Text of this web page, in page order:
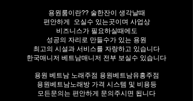
용원룸이란?? 술한잔이 생각날때
편안하게 오실수 있는곳이며 사업상
비즈니스가 필요하실때에도
성공의 자리로 ​만들수가 있는 용원
최고의 시설과 서비스를 자랑하고 있습니다
한국매니저 베트남매니저 전부 보실수 있습니다
용원 베트남 노래주점 용원베트남유흥주점
용원베트남노래방 가격 시스템 및 비용등
모든문의는 편안하게 문의주시면 됩니다